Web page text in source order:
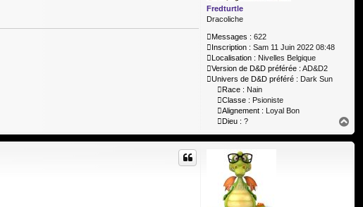
Fredturtle
Dracoliche
Messages : 622
Inscription : Sam 11 Juin 2022 08:48
Localisation : Nivelles Belgique
Version de D&D préférée : AD&D2
Univers de D&D préféré : Dark Sun
Race : Nain
Classe : Psioniste
Alignement : Loyal Bon
Dieu : ?
a
u